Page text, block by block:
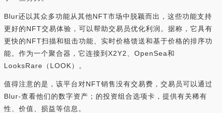
Blur还以其众多功能从其他NFT市场中脱颖而出，这些功能支持
更好的NFT交易体验，可以帮助交易员优化利润。据称，它具有
更快的NFT扫描和狙击功能、实时价格馈送和基于价格的排序功
能。作为一个聚合器，它连接到X2Y2、OpenSea和
LooksRare（LOOK）。
值得注意的是，该平台对NFT销售没有交易费，交易员可以通过
Blur-查看他们的数字资产；的投资组合选项卡，提供有关稀有
性、价值、损益等信息。